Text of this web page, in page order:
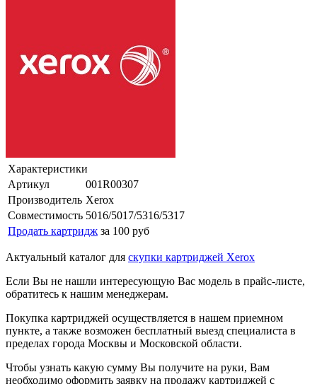
Характеристики
Артикул
001R00307
Производитель Xerox
Совместимость 5016/5017/5316/5317
Продать картридж за 100 руб
Актуальный каталог для скупки картриджей Xerox
Если Вы не нашли интересующую Вас модель в прайс-листе,
обратитесь к нашим менеджерам.
Покупка картриджей осуществляется в нашем приемном
пункте, а также возможен бесплатный выезд специалиста в
пределах города Москвы и Московской области.
Чтобы узнать какую сумму Вы получите на руки, Вам
необходимо оформить заявку на продажу картриджей с